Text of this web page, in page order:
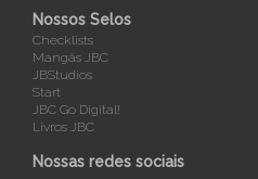
Nossos Selos
Checklists
Mangás JBC
JBStudios
Start
JBC Go Digital!
Livros JBC
Nossas redes sociais